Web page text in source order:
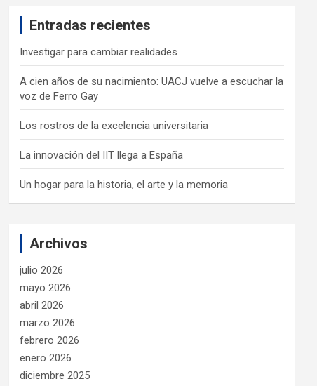
Entradas recientes
Investigar para cambiar realidades
A cien años de su nacimiento: UACJ vuelve a escuchar la
voz de Ferro Gay
Los rostros de la excelencia universitaria
La innovación del IIT llega a España
Un hogar para la historia, el arte y la memoria
Archivos
julio 2026
mayo 2026
abril 2026
marzo 2026
febrero 2026
enero 2026
diciembre 2025